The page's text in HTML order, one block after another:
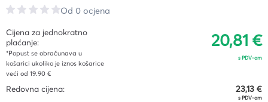
Od 0 ocjena
Cijena za jednokratno
plaćanje:
*Popust se obračunava u
košarici ukoliko je iznos košarice
veći od 19.90 €
20,81 €
s PDV-om
Redovna cijena: 23,13 €
s PDV-om